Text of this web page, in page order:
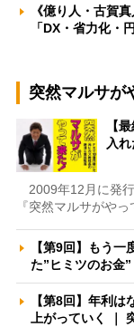
《億り人・古賀
「DX・省力化・
突然マルサが
【
入
2009年12月に発
『突然マルサがや
【第9回】もう
た”ヒミツのお金
【第8回】年利
上がっていく ｜